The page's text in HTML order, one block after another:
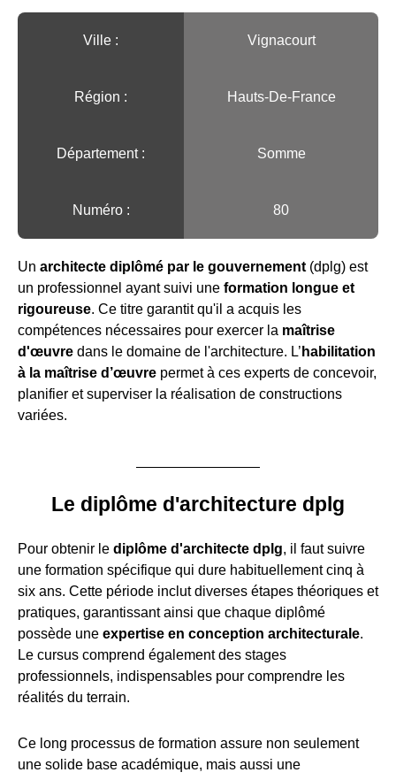
Ville :️ Vignacourt
Région :️ Hauts-De-France
Département : Somme
Numéro : 80
Un architecte diplômé par le gouvernement (dplg) est
un professionnel ayant suivi une formation longue et
rigoureuse. Ce titre garantit qu'il a acquis les
compétences nécessaires pour exercer la maîtrise
d'œuvre dans le domaine de l'architecture. L’ habilitation
à la maîtrise d’œuvre permet à ces experts de concevoir,
planifier et superviser la réalisation de constructions
variées.
Le diplôme d'architecture dplg
Pour obtenir le diplôme d'architecte dplg, il faut suivre
une formation spécifique qui dure habituellement cinq à
six ans. Cette période inclut diverses étapes théoriques et
pratiques, garantissant ainsi que chaque diplômé
possède une expertise en conception architecturale.
Le cursus comprend également des stages
professionnels, indispensables pour comprendre les
réalités du terrain.
Ce long processus de formation assure non seulement
une solide base académique, mais aussi une